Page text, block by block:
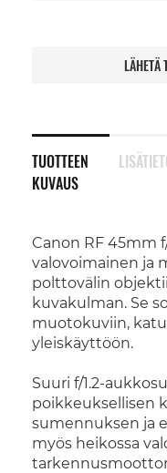
LÄHETÄ
TUOTTEEN
KUVAUS
Canon RF 45mm
valovoimainen ja
polttovälin
kuvakulman. Se
muotokuviin,
yleiskäyttöön.
Suuri f/1.2-
poikkeuksellisen
sumennuksen ja
myös heikossa